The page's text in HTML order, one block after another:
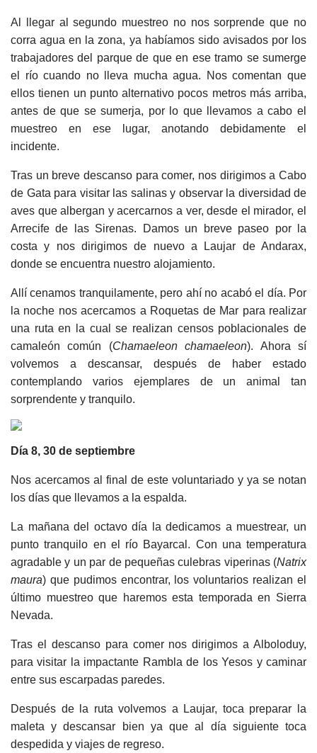
Al llegar al segundo muestreo no nos sorprende que no
corra agua en la zona, ya habíamos sido avisados por los
trabajadores del parque de que en ese tramo se sumerge
el río cuando no lleva mucha agua. Nos comentan que
ellos tienen un punto alternativo pocos metros más arriba,
antes de que se sumerja, por lo que llevamos a cabo el
muestreo en ese lugar, anotando debidamente el
incidente.
Tras un breve descanso para comer, nos dirigimos a Cabo
de Gata para visitar las salinas y observar la diversidad de
aves que albergan y acercarnos a ver, desde el mirador, el
Arrecife de las Sirenas. Damos un breve paseo por la
costa y nos dirigimos de nuevo a Laujar de Andarax,
donde se encuentra nuestro alojamiento.
Allí cenamos tranquilamente, pero ahí no acabó el día. Por
la noche nos acercamos a Roquetas de Mar para realizar
una ruta en la cual se realizan censos poblacionales de
camaleón común (Chamaeleon chamaeleon). Ahora sí
volvemos a descansar, después de haber estado
contemplando varios ejemplares de un animal tan
sorprendente y tranquilo.
Día 8, 30 de septiembre
Nos acercamos al final de este voluntariado y ya se notan
los días que llevamos a la espalda.
La mañana del octavo día la dedicamos a muestrear, un
punto tranquilo en el río Bayarcal. Con una temperatura
agradable y un par de pequeñas culebras viperinas (Natrix
maura) que pudimos encontrar, los voluntarios realizan el
último muestreo que haremos esta temporada en Sierra
Nevada.
Tras el descanso para comer nos dirigimos a Alboloduy,
para visitar la impactante Rambla de los Yesos y caminar
entre sus escarpadas paredes.
Después de la ruta volvemos a Laujar, toca preparar la
maleta y descansar bien ya que al día siguiente toca
despedida y viajes de regreso.